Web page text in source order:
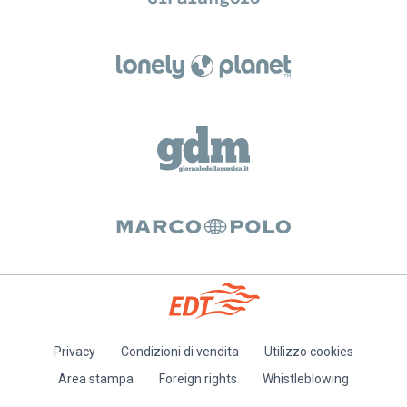
Privacy Condizioni di vendita
Utilizzo cookies
Area stampa
Foreign rights Whistleblowing